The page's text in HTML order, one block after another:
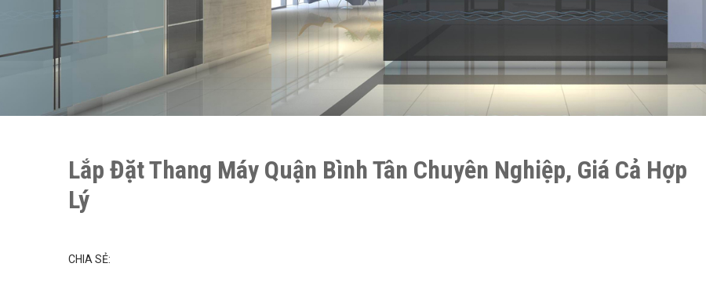
Lắp Đặt Thang Máy Quận Bình Tân Chuyên Nghiệp, Giá Cả Hợp
Lý
CHIA SẺ: